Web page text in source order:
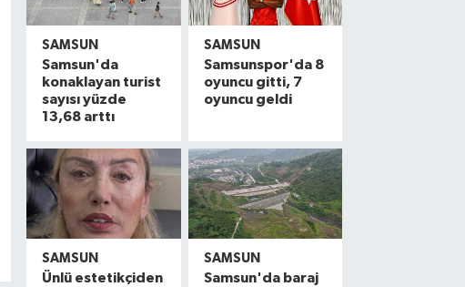
SAMSUN
Samsun'da
konaklayan turist
sayısı yüzde
13,68 arttı
SAMSUN
Samsunspor'da 8
oyuncu gitti, 7
oyuncu geldi
SAMSUN
Ünlü estetikçiden
SAMSUN
Samsun'da baraj